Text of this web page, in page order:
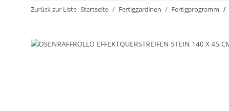
Zurück zur Liste Startseite Fertiggardinen Fertigprogramm